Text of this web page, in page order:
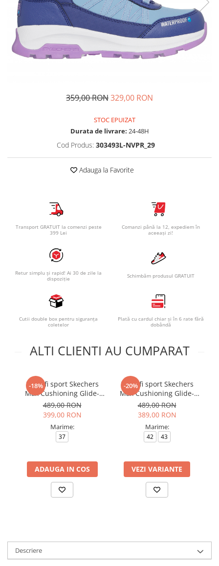
Tricouri copii
Pantaloni lungi copii
Bluze copii
Geci si veste copii
Pantaloni scurti Copii
Genti si borsete
359,00 RON329,00 RON
STOC EPUIZAT
Durata de livrare: 24-48H
Cod Produs: 303493L-NVPR_29
Adauga la Favorite
Transport GRATUIT la comenzi peste
399 Lei
Comanzi până la 12, expediem în
aceeași zi!
Retur simplu și rapid! Ai 30 de zile la
dispoziție
Schimbăm produsul GRATUIT
Cutii double box pentru siguranța
coletelor
Plată cu cardul chiar și în 6 rate fără
dobândă
ALTI CLIENTI AU CUMPARAT
-18%
Pantofi sport Skechers
Max Cushioning Glide-
Step - T
489,00 RON
399,00 RON
Marime:
37
ADAUGA IN COS
-20%
Pantofi sport Skechers
Max Cushioning Glide-
Step - T
489,00 RON
389,00 RON
Marime:
42 43
VEZI VARIANTE
Descriere